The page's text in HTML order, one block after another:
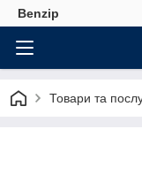
Benzip
Товари та